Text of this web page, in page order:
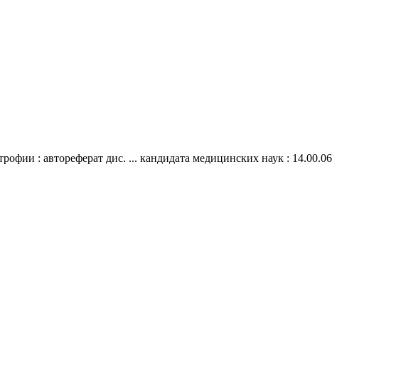
: автореферат дис. ... кандидата медицинских наук : 14.00.06